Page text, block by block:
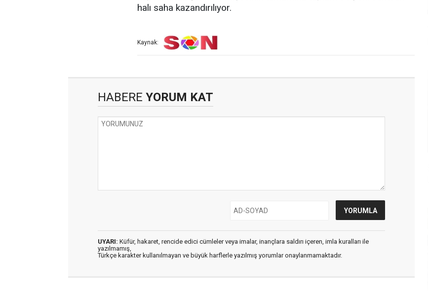
halı saha kazandırılıyor.
Kaynak:
HABERE YORUM KAT
UYARI: Küfür, hakaret, rencide edici cümleler veya imalar, inançlara saldırı içeren, imla kuralları ile
yazılmamış,
Türkçe karakter kullanılmayan ve büyük harflerle yazılmış yorumlar onaylanmamaktadır.